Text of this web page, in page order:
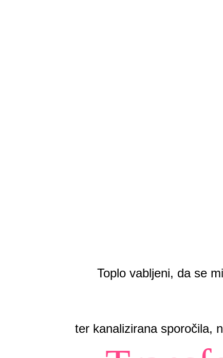
Toplo vabljeni, da se
ter kanalizirana sporočila,